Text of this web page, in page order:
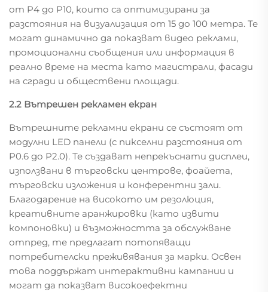
от P4 до P10, които са оптимизирани за
разстояния на визуализация от 15 до 100 метра. Те
могат динамично да показват видео реклами,
промоционални съобщения или информация в
реално време на места като магистрали, фасади
на сгради и обществени площади.
2.2 Вътрешен рекламен екран
Вътрешните рекламни екрани се състоят от
модулни LED панели (с пикселни разстояния от
P0.6 до P2.0). Те създават непрекъснати дисплеи,
използвани в търговски центрове, фоайета,
търговски изложения и конферентни зали.
Благодарение на високото им резолюция,
креативните аранжировки (като извити
компоновки) и възможността за обслужване
отпред, те предлагат потопяващи
потребителски преживявания за марки. Освен
това поддържат интерактивни кампании и
могат да показват високоефектни